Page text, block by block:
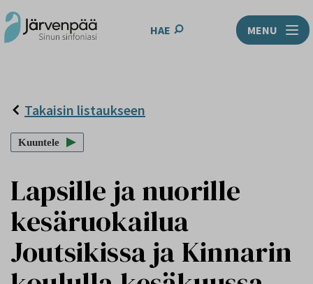
HAE MENU
Takaisin listaukseen
Kuuntele
Lapsille ja nuorille
kesäruokailua
Joutsikissa ja Kinnarin